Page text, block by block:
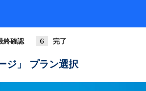
終確認 完了
ジ」 プラン選択